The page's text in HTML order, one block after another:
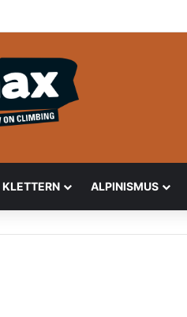
KLETTERN ALPINISMUS